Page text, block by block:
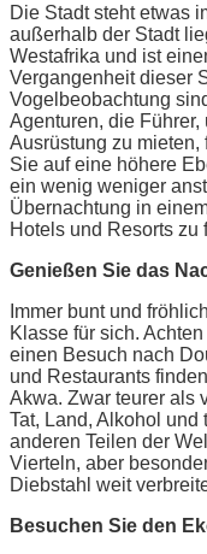
Die Stadt steht etwas
außerhalb der Stadt
Westafrika und ist
Vergangenheit dieser
Vogelbeobachtung
Agenturen, die
Ausrüstung zu
Sie auf eine höhere
ein wenig weniger
Übernachtung in
Hotels und Resorts zu
Genießen Sie das
Immer bunt und
Klasse für sich.
einen Besuch nach
und Restaurants
Akwa. Zwar teurer als
Tat, Land, Alkohol
anderen Teilen der
Vierteln, aber
Diebstahl weit
Besuchen Sie den